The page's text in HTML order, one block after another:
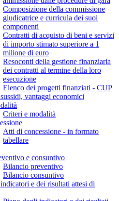
Composizione della commissione
giudicatrice e curricula dei suoi
componenti
Contratti di acquisto di beni e servizi
di importo stimato superiore a 1
milione di euro
Resoconti della gestione finanziaria
dei contratti al termine della loro
esecuzione
Elenco dei progetti finanziati - CUP
vantaggi economici
Criteri e modalità
Atti di concessione - in formato
tabellare
e consuntivo
Bilancio preventivo
Bilancio consuntivo
e dei risultati attesi di